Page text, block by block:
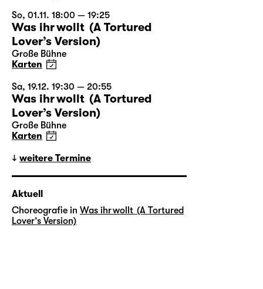
So, 01.11. 18:00 — 19:25
Was ihr wollt (A Tortured
Lover’s Version)
Große Bühne
Karten
Sa, 19.12. 19:30 — 20:55
Was ihr wollt (A Tortured
Lover’s Version)
Große Bühne
Karten
weitere Termine
Aktuell
Choreografie in Was ihr wollt (A Tortured
Lover’s Version)